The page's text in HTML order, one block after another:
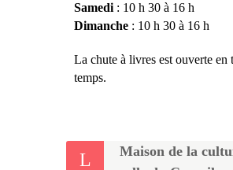
Samedi : 10 h 30 à 16 h
Dimanche : 10 h 30 à 16 h
La chute à livres est ouverte en
temps.
Maison de la